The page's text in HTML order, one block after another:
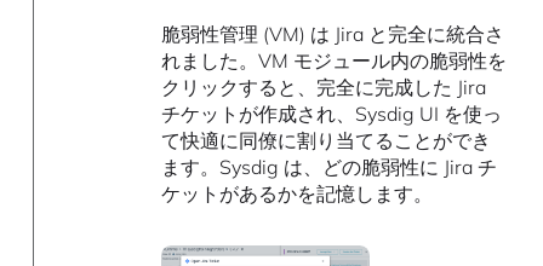
脆弱性管理 (VM) は Jira と完全に統合さ
れました。VM モジュール内の脆弱性を
クリックすると、完全に完成した Jira
チケットが作成され、Sysdig UI を使っ
て快適に同僚に割り当てることができ
ます。Sysdig は、どの脆弱性に Jira チ
ケットがあるかを記憶します。